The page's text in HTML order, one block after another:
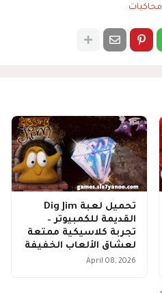
محاكيات
تحميل لعبة Dig Jim
القديمة للكمبيوتر –
تجربة كلاسيكية ممتعة
لعشاق الألعاب الخفيفة
April 08, 2026